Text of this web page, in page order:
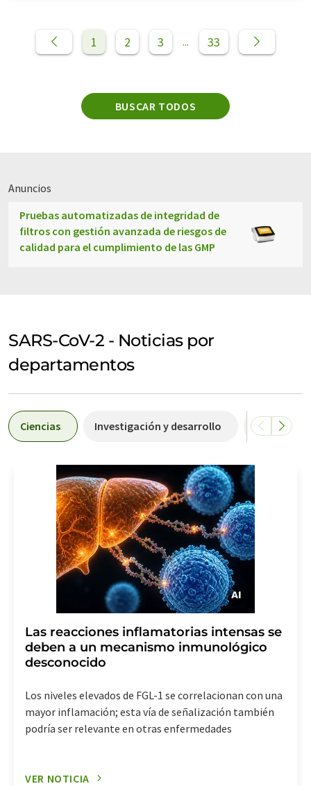
1 2 3 ... 33
BUSCAR TODOS
Anuncios
Pruebas automatizadas de integridad de
filtros con gestión avanzada de riesgos de
calidad para el cumplimiento de las GMP
SARS-CoV-2 - Noticias por
departamentos
Ciencias Investigación y desarrollo Economía
Las reacciones inflamatorias intensas se
deben a un mecanismo inmunológico
desconocido
Los niveles elevados de FGL-1 se correlacionan con una
mayor inflamación; esta vía de señalización también
podría ser relevante en otras enfermedades
VER NOTICIA